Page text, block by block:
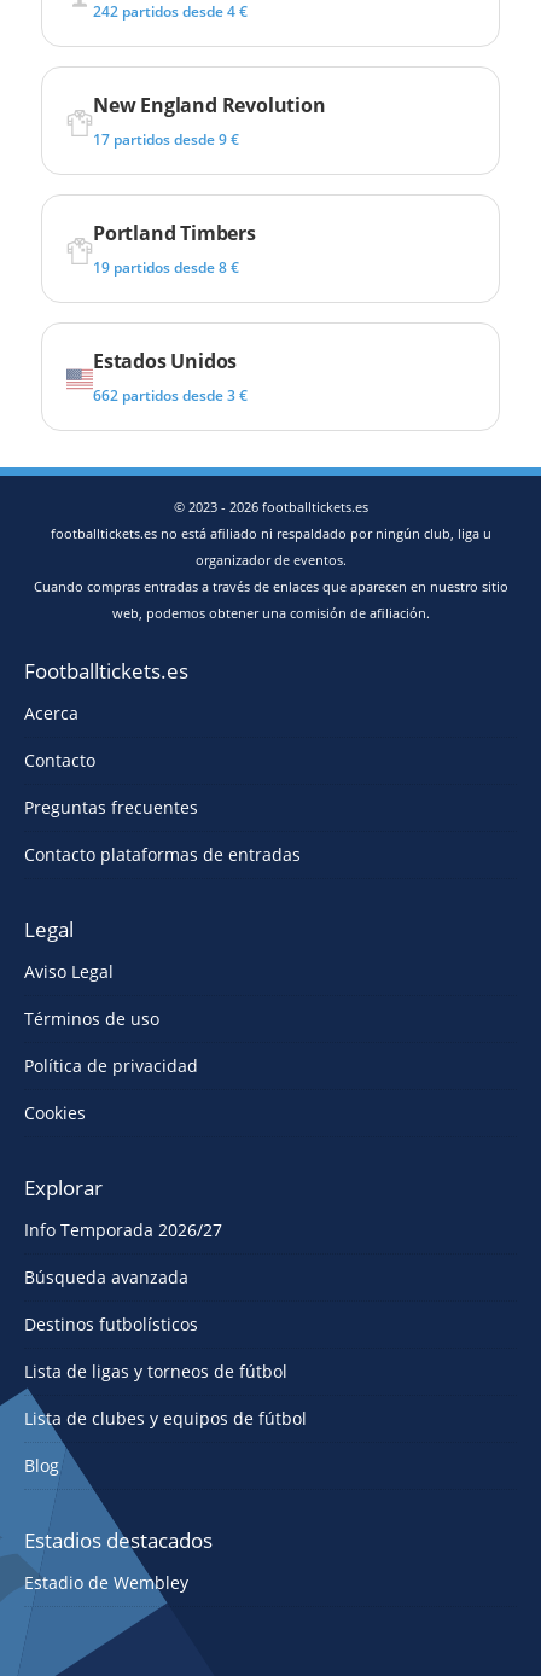
242 partidos desde 4 €
New England Revolution
17 partidos desde 9 €
Portland Timbers
19 partidos desde 8 €
Estados Unidos
662 partidos desde 3 €
© 2023 - 2026 footballtickets.es
footballtickets.es no está afiliado ni respaldado por ningún club, liga u
organizador de eventos.
Cuando compras entradas a través de enlaces que aparecen en nuestro sitio
web, podemos obtener una comisión de afiliación.
Footballtickets.es
Acerca
Contacto
Preguntas frecuentes
Contacto plataformas de entradas
Legal
Aviso Legal
Términos de uso
Política de privacidad
Cookies
Explorar
Info Temporada 2026/27
Búsqueda avanzada
Destinos futbolísticos
Lista de ligas y torneos de fútbol
Lista de clubes y equipos de fútbol
Blog
Estadios destacados
Estadio de Wembley